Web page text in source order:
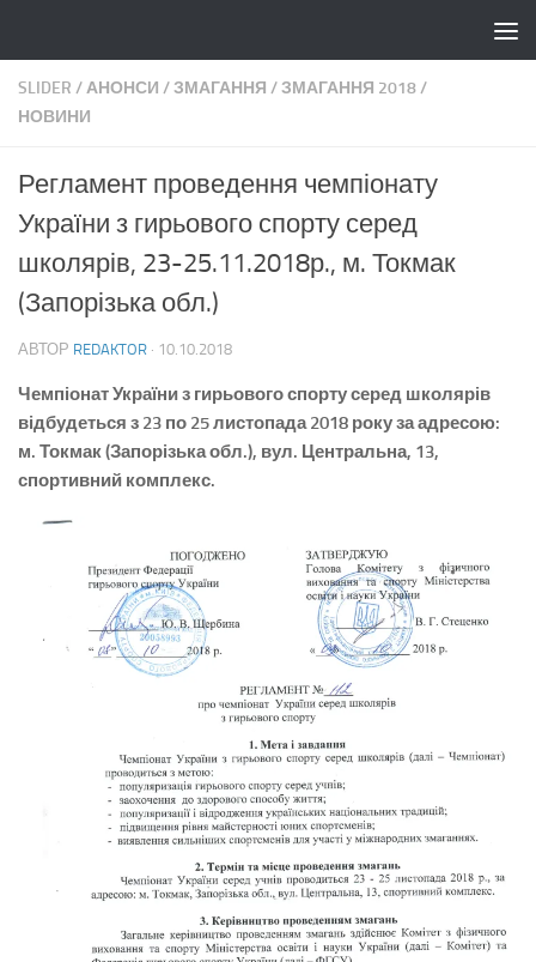
SLIDER /АНОНСИ /ЗМАГАННЯ /ЗМАГАННЯ 2018/
НОВИНИ
Регламент проведення чемпіонату
України з гирьового спорту серед
школярів, 23-25.11.2018р., м. Токмак
(Запорізька обл.)
АВТОР REDAKTOR · 10.10.2018
Чемпіонат України з гирьового спорту серед школярів
відбудеться з 23 по 25 листопада 2018 року за адресою:
м. Токмак (Запорізька обл.), вул. Центральна, 13,
спортивний комплекс.